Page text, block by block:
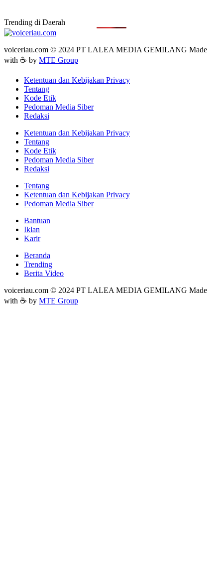
Trending di Daerah
voiceriau.com © 2024 PT LALEA MEDIA GEMILANG Made
with ☕ by MTE Group
Ketentuan dan Kebijakan Privacy
Tentang
Kode Etik
Pedoman Media Siber
Redaksi
Ketentuan dan Kebijakan Privacy
Tentang
Kode Etik
Pedoman Media Siber
Redaksi
Tentang
Ketentuan dan Kebijakan Privacy
Pedoman Media Siber
Bantuan
Iklan
Karir
Beranda
Trending
Berita Video
voiceriau.com © 2024 PT LALEA MEDIA GEMILANG Made
with ☕ by MTE Group